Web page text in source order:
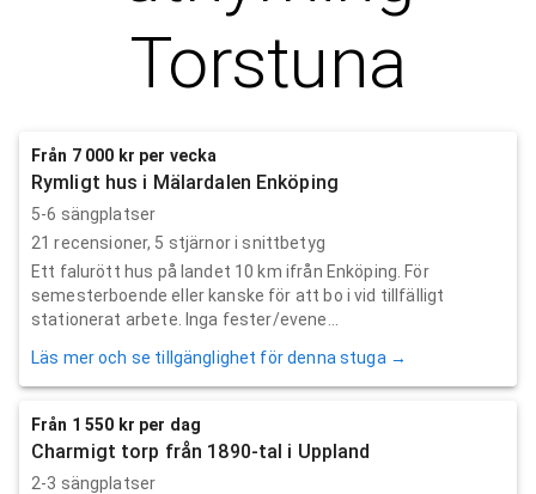
Torstuna
Från 7 000 kr per vecka
Rymligt hus i Mälardalen Enköping
5-6 sängplatser
21 recensioner, 5 stjärnor i snittbetyg
Ett falurött hus på landet 10 km ifrån Enköping. För
semesterboende eller kanske för att bo i vid tillfälligt
stationerat arbete. Inga fester/evene...
Läs mer och se tillgänglighet för denna stuga →
Från 1 550 kr per dag
Charmigt torp från 1890-tal i Uppland
2-3 sängplatser